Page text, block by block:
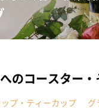
のコースター
プ・ティーカップ グ